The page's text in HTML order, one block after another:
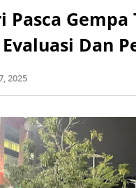
Pasca
Dan
2025